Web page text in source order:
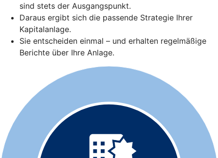
sind stets der Ausgangspunkt.
Daraus ergibt sich die passende Strategie Ihrer
Kapitalanlage.
Sie entscheiden einmal – und erhalten regelmäßige
Berichte über Ihre Anlage.